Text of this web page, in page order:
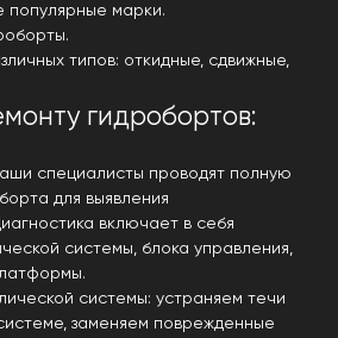
популярные марки.
типов: откидные, сдвижные,
гидробортов:
специалисты проводят полную
для выявления
включает в себя
системы, блока управления,
системы: устраняем течи
заменяем поврежденные